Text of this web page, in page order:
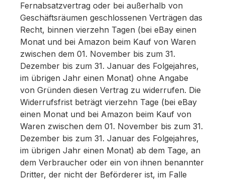
Fernabsatzvertrag oder bei außerhalb von
Geschäftsräumen geschlossenen Verträgen das
Recht, binnen vierzehn Tagen (bei eBay einen
Monat und bei Amazon beim Kauf von Waren
zwischen dem 01. November bis zum 31.
Dezember bis zum 31. Januar des Folgejahres,
im übrigen Jahr einen Monat) ohne Angabe
von Gründen diesen Vertrag zu widerrufen. Die
Widerrufsfrist beträgt vierzehn Tage (bei eBay
einen Monat und bei Amazon beim Kauf von
Waren zwischen dem 01. November bis zum 31.
Dezember bis zum 31. Januar des Folgejahres,
im übrigen Jahr einen Monat) ab dem Tage, an
dem Verbraucher oder ein von ihnen benannter
Dritter, der nicht der Beförderer ist, im Falle